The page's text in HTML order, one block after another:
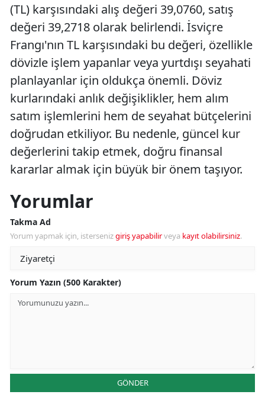
(TL) karşısındaki alış değeri 39,0760, satış
değeri 39,2718 olarak belirlendi. İsviçre
Frangı'nın TL karşısındaki bu değeri, özellikle
dövizle işlem yapanlar veya yurtdışı seyahati
planlayanlar için oldukça önemli. Döviz
kurlarındaki anlık değişiklikler, hem alım
satım işlemlerini hem de seyahat bütçelerini
doğrudan etkiliyor. Bu nedenle, güncel kur
değerlerini takip etmek, doğru finansal
kararlar almak için büyük bir önem taşıyor.
Yorumlar
Takma Ad
Yorum yapmak için, istersenizgiriş yapabilirveya kayıt olabilirsiniz.
Yorum Yazın (500 Karakter)
GÖNDER